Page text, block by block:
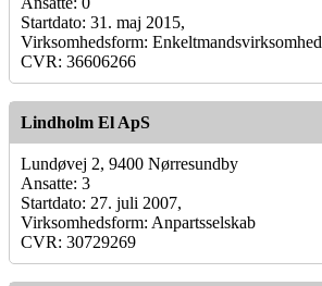
Startdato: 31. maj 2015,
Virksomhedsform: Enkeltmandsvirksomhed
CVR: 36606266
Lindholm El ApS
Lundøvej 2, 9400 Nørresundby
Ansatte: 3
Startdato: 27. juli 2007,
Virksomhedsform: Anpartsselskab
CVR: 30729269